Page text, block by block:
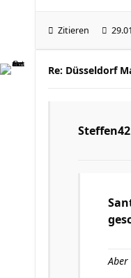
Zitieren
Re: Düsseldorf
Steffen42